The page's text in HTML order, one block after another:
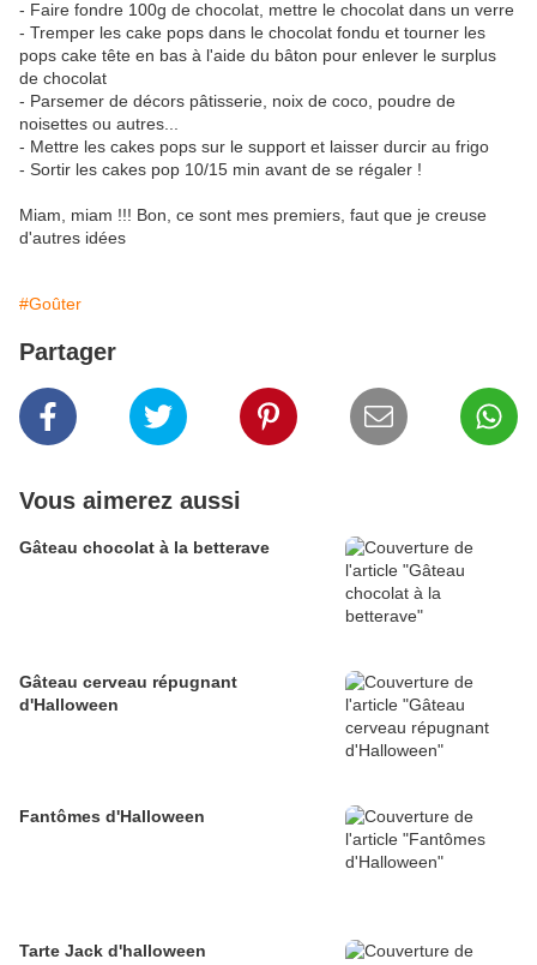
- Faire fondre 100g de chocolat, mettre le chocolat dans un verre
- Tremper les cake pops dans le chocolat fondu et tourner les
pops cake tête en bas à l'aide du bâton pour enlever le surplus
de chocolat
- Parsemer de décors pâtisserie, noix de coco, poudre de
noisettes ou autres...
- Mettre les cakes pops sur le support et laisser durcir au frigo
- Sortir les cakes pop 10/15 min avant de se régaler !
Miam, miam !!! Bon, ce sont mes premiers, faut que je creuse
d'autres idées
#Goûter
Partager
Vous aimerez aussi
Gâteau chocolat à la betterave
Gâteau cerveau répugnant
d'Halloween
Fantômes d'Halloween
Tarte Jack d'halloween